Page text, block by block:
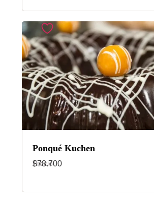
Ponqué Kuchen
Precio
$78.700